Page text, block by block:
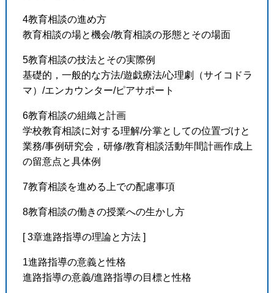
4教育相談の進め方
教育相談の場と機会/教育相談の形態とその場面
5教育相談の技法とその実際例
基礎的，一般的な方法/遊戯療法/心理劇（サイコドラ
マ）/エンカウンター/ピアサポート
6教育相談の組織と計画
学校教育相談に対する理解/分掌としての位置づけと
業務/事例研究会，研修/教育相談活動年間計画作成上
の留意点と具体例
7教育相談を進める上での配慮事項
8教育相談の働きの授業への生かし方
[ 3章進路指導の理論と方法 ]
1進路指導の意義と性格
進路指導の意義/進路指導の目標と性格